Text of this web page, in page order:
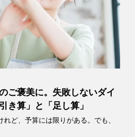
ご褒美に。失敗しないダイ
き算」と「足し算」
れど、予算には限りがある。でも、